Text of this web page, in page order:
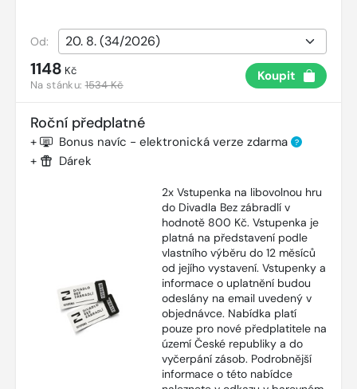
Od:
1148 Kč
Na stánku:1534 Kč
Koupit
Roční předplatné
+ Bonus navíc - elektronická verze zdarma ?
+ Dárek
2x Vstupenka na libovolnou hru
do Divadla Bez zábradlí v
hodnotě 800 Kč. Vstupenka je
platná na představení podle
vlastního výběru do 12 měsíců
od jejího vystavení. Vstupenky a
informace o uplatnění budou
odeslány na email uvedený v
objednávce. Nabídka platí
pouze pro nové předplatitele na
území České republiky a do
vyčerpání zásob. Podrobnější
informace o této nabídce